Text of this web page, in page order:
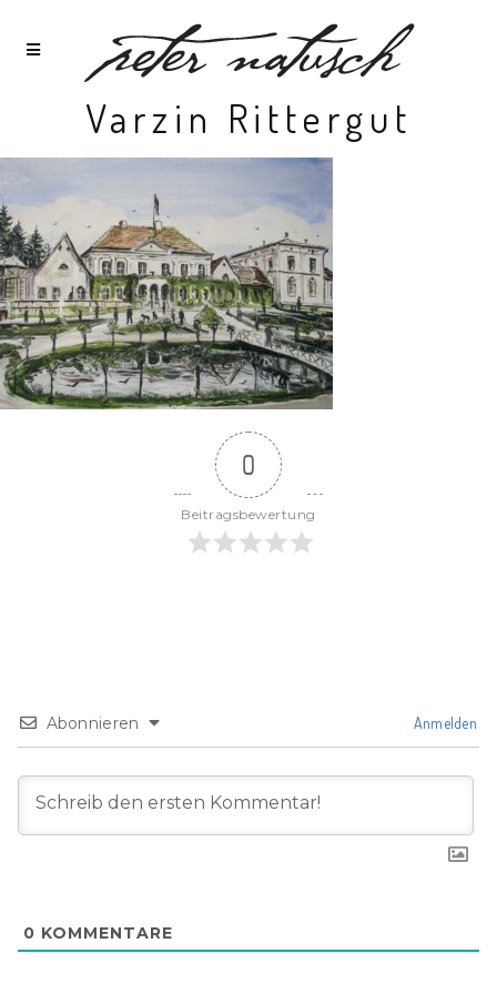
Varzin Rittergut
0
Beitragsbewertung
Abonnieren Anmelden
0 KOMMENTARE